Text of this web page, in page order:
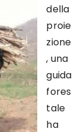
della
proie
zione
, una
guida
fores
tale
ha